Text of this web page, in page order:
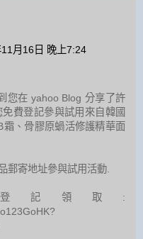
月16日 晚上7:24
您在 yahoo Blog 分享了許
費登記參與試用來自韓國
、骨膠原蝸活修護精華面
郵寄地址參與試用活動.
記領取: